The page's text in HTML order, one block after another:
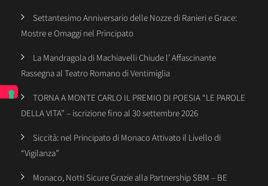
Settantesimo Anniversario delle Nozze di Ranieri e Grace:
Mostre e Omaggi nel Principato
La Mandragola di Machiavelli Chiude l’ Affascinante
Rassegna al Teatro Romano di Ventimiglia
TORNA A MONTE CARLO IL PREMIO DI POESIA “LE PAROLE
DELLA VITA” – iscrizione fino al 30 settembre 2026
Siccità: nel Principato di Monaco Attivato il Livello di
“Vigilanza”
Monaco, Notti Sicure Grazie alla Partnership SBM – BE